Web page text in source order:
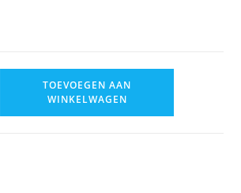
TOEVOEGEN AAN
WINKELWAGEN